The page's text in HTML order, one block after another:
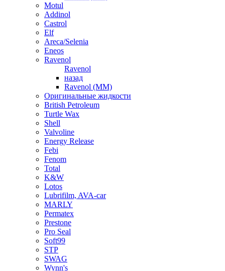
Motul
Addinol
Castrol
Elf
Areca/Selenia
Eneos
Ravenol
Ravenol
назад
Ravenol (ММ)
Оригинальные жидкости
British Petroleum
Turtle Wax
Shell
Valvoline
Energy Release
Febi
Fenom
Total
K&W
Lotos
Lubrifilm, AVA-car
MARLY
Permatex
Prestone
Pro Seal
Soft99
STP
SWAG
Wynn's